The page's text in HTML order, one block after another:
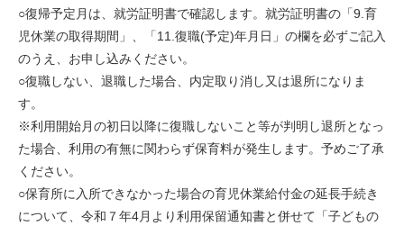
○復帰予定月は、就労証明書で確認します。就労証明書の「9.育
児休業の取得期間」、「11.復職(予定)年月日」の欄を必ずご記入
のうえ、お申し込みください。
○復職しない、退職した場合、内定取り消し又は退所になりま
す。
※利用開始月の初日以降に復職しないこと等が判明し退所となっ
た場合、利用の有無に関わらず保育料が発生します。予めご了承
ください。
○保育所に入所できなかった場合の育児休業給付金の延長手続き
について、令和７年4月より利用保留通知書と併せて「子どもの